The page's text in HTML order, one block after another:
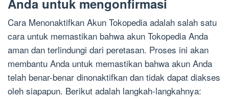
Anda untuk mengonfirmasi
Cara Menonaktifkan Akun Tokopedia adalah salah satu
cara untuk memastikan bahwa akun Tokopedia Anda
aman dan terlindungi dari peretasan. Proses ini akan
membantu Anda untuk memastikan bahwa akun Anda
telah benar-benar dinonaktifkan dan tidak dapat diakses
oleh siapapun. Berikut adalah langkah-langkahnya: